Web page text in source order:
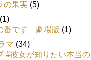
の果実 (5)
(1)
番です 劇場版 (1)
マ (34)
#彼女が知りたい本当の